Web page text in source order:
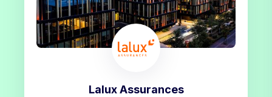
Lalux Assurances